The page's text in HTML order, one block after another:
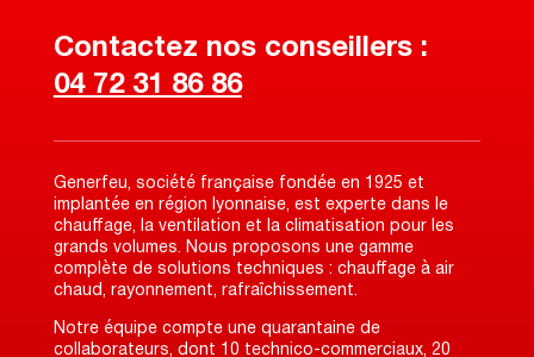
Contactez nos conseillers :
04 72 31 86 86
Generfeu, société française fondée en 1925 et
implantée en région lyonnaise, est experte dans le
chauffage, la ventilation et la climatisation pour les
grands volumes. Nous proposons une gamme
complète de solutions techniques : chauffage à air
chaud, rayonnement, rafraîchissement.
Notre équipe compte une quarantaine de
collaborateurs, dont 10 technico-commerciaux, 20